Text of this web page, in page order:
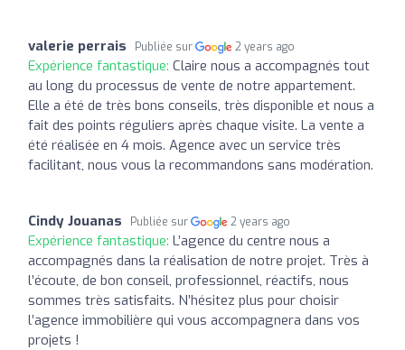
valerie perrais Publiée sur 2 years ago
Expérience fantastique: Claire nous a accompagnés tout
au long du processus de vente de notre appartement.
Elle a été de très bons conseils, très disponible et nous a
fait des points réguliers après chaque visite. La vente a
été réalisée en 4 mois. Agence avec un service très
facilitant, nous vous la recommandons sans modération.
Cindy Jouanas Publiée sur 2 years ago
Expérience fantastique: L’agence du centre nous a
accompagnés dans la réalisation de notre projet. Très à
l’écoute, de bon conseil, professionnel, réactifs, nous
sommes très satisfaits. N’hésitez plus pour choisir
l’agence immobilière qui vous accompagnera dans vos
projets !